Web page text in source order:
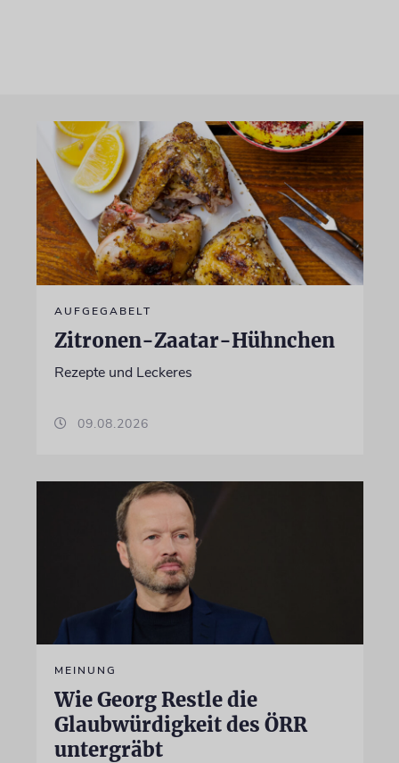
AUFGEGABELT
Zitronen-Zaatar-Hühnchen
Rezepte und Leckeres
09.08.2026
MEINUNG
Wie Georg Restle die
Glaubwürdigkeit des ÖRR
untergräbt